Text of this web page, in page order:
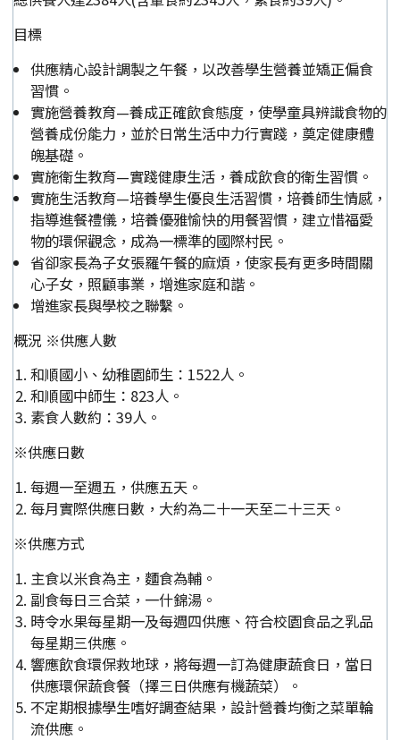
目標
供應精心設計調製之午餐，以改善學生營養並矯正偏食
習慣。
實施營養教育—養成正確飲食態度，使學童具辨識食物的
營養成份能力，並於日常生活中力行實踐，奠定健康體
魄基礎。
實施衛生教育—實踐健康生活，養成飲食的衛生習慣。
實施生活教育—培養學生優良生活習慣，培養師生情感，
指導進餐禮儀，培養優雅愉快的用餐習慣，建立惜福愛
物的環保觀念，成為一標準的國際村民。
省卻家長為子女張羅午餐的麻煩，使家長有更多時間關
心子女，照顧事業，增進家庭和諧。
增進家長與學校之聯繫。
概況 ※供應人數
和順國小、幼稚園師生：1522人。
和順國中師生：823人。
素食人數約：39人。
※供應日數
每週一至週五，供應五天。
每月實際供應日數，大約為二十一天至二十三天。
※供應方式
主食以米食為主，麵食為輔。
副食每日三合菜，一什錦湯。
時令水果每星期一及每週四供應、符合校園食品之乳品
每星期三供應。
響應飲食環保救地球，將每週一訂為健康蔬食日，當日
供應環保蔬食餐（擇三日供應有機蔬菜）。
不定期根據學生嗜好調查結果，設計營養均衡之菜單輪
流供應。